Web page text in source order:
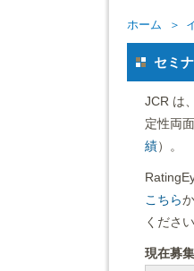
ホーム
セミ
JCR は
定性両
績）。
こちら
ください
現在募